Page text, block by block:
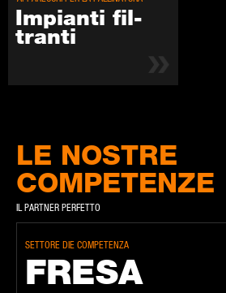
Im­pian­ti fil­
tran­ti
LE NOSTRE
COMPETENZE
IL PARTNER PERFETTO
SETTORE DIE COMPETENZA
FRE­SA